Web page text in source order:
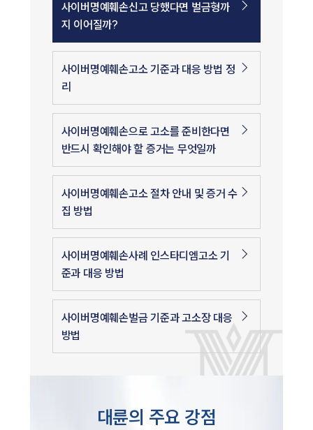
사이버명예훼손신고 당했다면 벌금형까
지 이어질까?
사이버명예훼손고소 기준과 대응 방법 정
리
사이버명예훼손으로 고소를 준비한다면
반드시 확인해야 할 증거는 무엇일까
사이버명예훼손고소 절차 안내 및 증거 수
집 방법
사이버명예훼손사례 인스타디엠고소 기
준과 대응 방법
사이버명예훼손벌금 기준과 고소장 대응
방법
대륜의 주요 강점